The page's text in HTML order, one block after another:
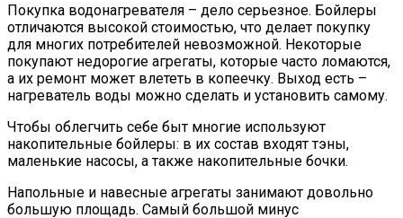
Покупка водонагревателя – дело серьезное. Бойлеры
отличаются высокой стоимостью, что делает покупку
для многих потребителей невозможной. Некоторые
покупают недорогие агрегаты, которые часто ломаются,
а их ремонт может влететь в копеечку. Выход есть –
нагреватель воды можно сделать и установить самому.
Чтобы облегчить себе быт многие используют
накопительные бойлеры: в их состав входят тэны,
маленькие насосы, а также накопительные бочки.
Напольные и навесные агрегаты занимают довольно
большую площадь. Самый большой минус